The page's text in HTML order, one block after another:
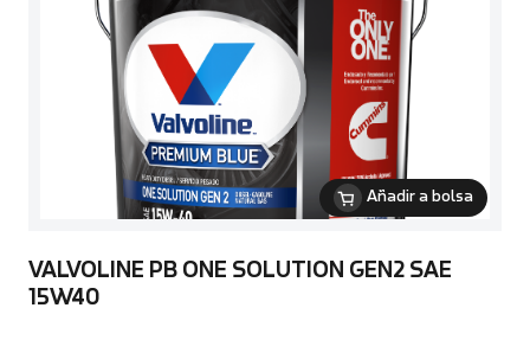
Añadir a bolsa
VALVOLINE PB ONE SOLUTION GEN2 SAE
15W40